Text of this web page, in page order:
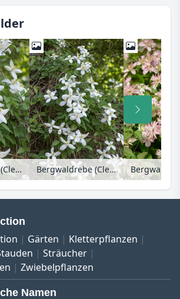
Bergwaldrebe (Clematis montana var. grandiflora) Bergwaldrebe (Clematis montana var. grandiflora)
Gärten
Kletterpflanzen
Sträucher
Zwiebelpflanzen
Namen